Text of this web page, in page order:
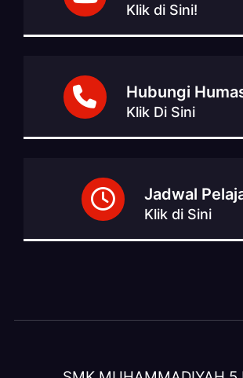
Klik di Sini!
Hubungi
Klik Di Sini
Jadwal
Klik di Sini